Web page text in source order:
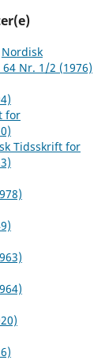
Nordisk
Nr. 1/2 (1976)
for
Tidsskrift for